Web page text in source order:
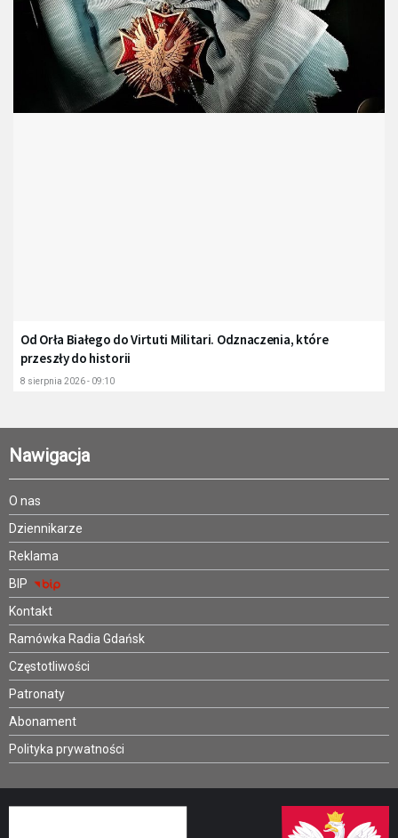
Od Orła Białego do Virtuti Militari. Odznaczenia, które
przeszły do historii
8 sierpnia 2026 - 09:10
Nawigacja
O nas
Dziennikarze
Reklama
BIP
Kontakt
Ramówka Radia Gdańsk
Częstotliwości
Patronaty
Abonament
Polityka prywatności